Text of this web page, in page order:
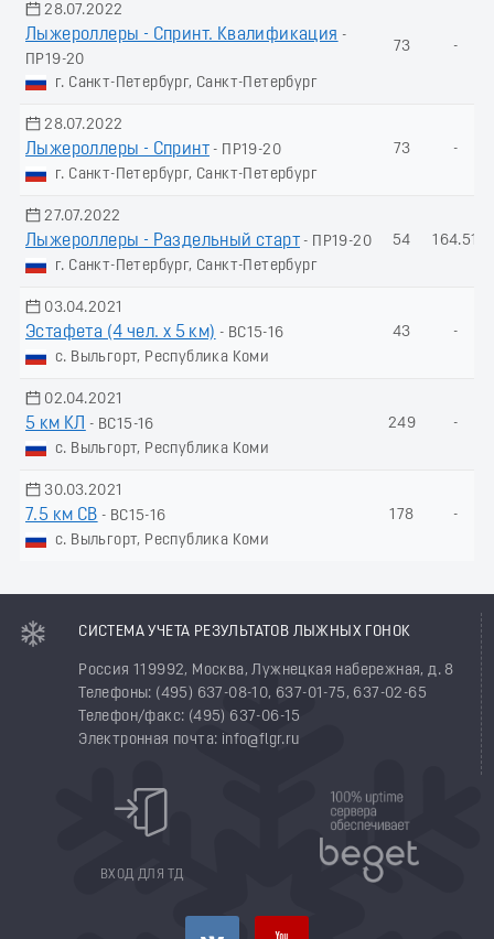
28.07.2022
Лыжероллеры - Спринт. Квалификация -
ПР19-20
г. Санкт-Петербург, Санкт-Петербург
73 -
28.07.2022
Лыжероллеры - Спринт - ПР19-20
г. Санкт-Петербург, Санкт-Петербург
73 -
27.07.2022
Лыжероллеры - Раздельный старт - ПР19-20
г. Санкт-Петербург, Санкт-Петербург
54 164.51
03.04.2021
Эстафета (4 чел. х 5 км) - ВС15-16
с. Выльгорт, Республика Коми
43 -
02.04.2021
5 км КЛ
- ВС15-16
с. Выльгорт, Республика Коми
249 -
30.03.2021
7.5 км СВ - ВС15-16
с. Выльгорт, Республика Коми
178 -
СИСТЕМА УЧЕТА РЕЗУЛЬТАТОВ ЛЫЖНЫХ ГОНОК
Россия 119992, Москва, Лужнецкая набережная, д. 8
Телефоны: (495) 637-08-10, 637-01-75, 637-02-65
Телефон/факс: (495) 637-06-15
Электронная почта: info@flgr.ru
ВХОД ДЛЯ ТД